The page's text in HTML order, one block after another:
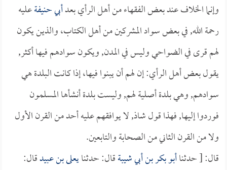
وإنما الخلاف عند بعض الفقهاء من أهل الرأي بعدأبي حنيفةعليه
رحمة الله, في بعض سواد المشركين من أهل الكتاب، والذين يكون
لهم قرى في الضواحي وليس في المدن, ويكون سوادهم فيها أكثر,
يقول بعض أهل الرأي: إن لهم أن يبنوا فيها، إذا كانت البلدة هي
سوادهم, وهي بلدة أصلية لهم, وليست بلدة أنشأها المسلمون
فوردوا إليها, فهذا قول شاذ, لا يوافقهم عليه أحد من القرن الأول
ولا من القرن الثاني من الصحابة والتابعين.
قال: [ حدثناأبو بكر بن أبي شيبةقال: حدثنايعلى بن عبيدقال: